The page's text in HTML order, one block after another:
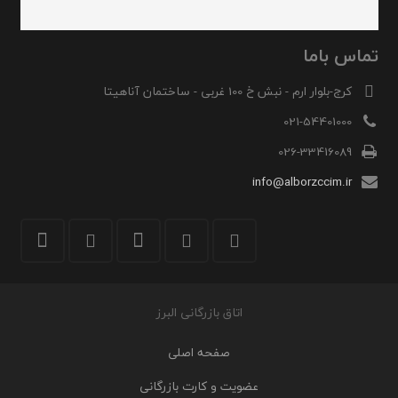
تماس باما
کرج-بلوار ارم - نبش خ 100 غربی - ساختمان آناهیتا
021-54401000
026-33416089
info@alborzccim.ir
اتاق بازرگانی البرز
صفحه اصلی
عضویت و کارت بازرگانی